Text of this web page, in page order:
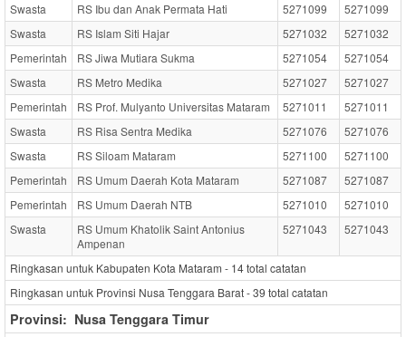
Swasta
RS Ibu dan Anak Permata Hati 5271099
5271099
Swasta
RS Islam Siti Hajar 5271032
5271032
Pemerintah
RS Jiwa Mutiara Sukma 5271054
5271054
Swasta
RS Metro Medika 5271027
5271027
Pemerintah
RS Prof. Mulyanto Universitas Mataram 5271011
5271011
Swasta
RS Risa Sentra Medika 5271076
5271076
Swasta
RS Siloam Mataram 5271100
5271100
Pemerintah
RS Umum Daerah Kota Mataram 5271087
5271087
Pemerintah
RS Umum Daerah NTB 5271010
5271010
Swasta
RS Umum Khatolik Saint Antonius
Ampenan
5271043 5271043
Ringkasan untuk Kabupaten Kota Mataram - 14total catatan
Ringkasan untuk Provinsi Nusa Tenggara Barat -39 total catatan
Provinsi: Nusa Tenggara Timur